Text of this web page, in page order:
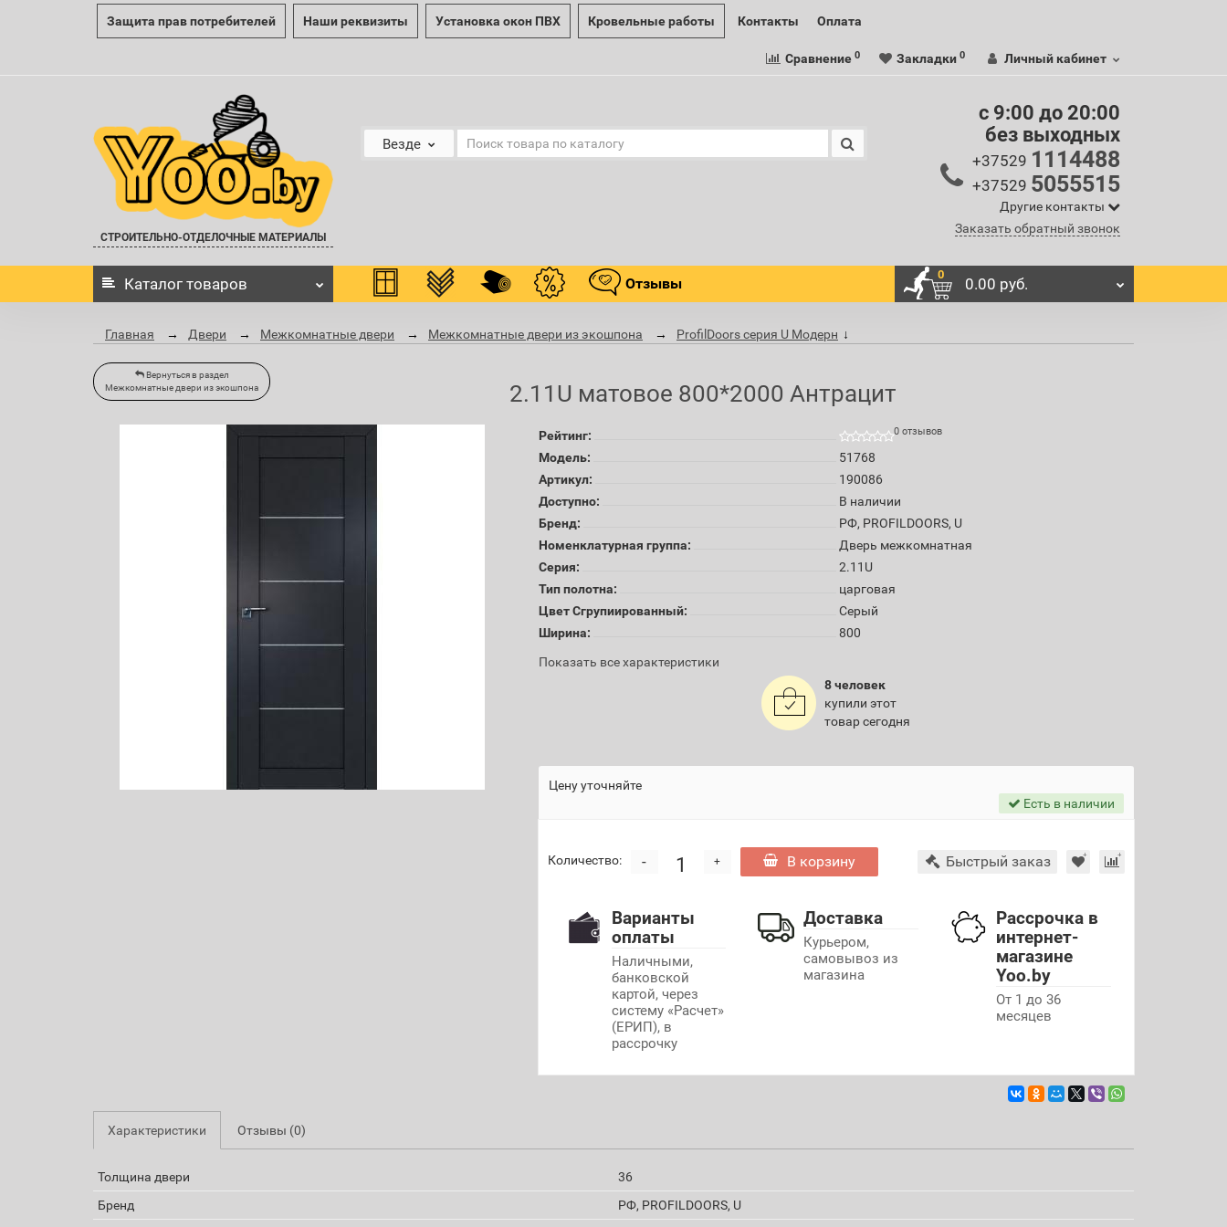
Защита прав потребителей Наши реквизиты Установка окон ПВХ Кровельные работы Контакты Оплата
Сравнение 0 Закладки 0 Личный кабинет
СТРОИТЕЛЬНО-ОТДЕЛОЧНЫЕ МАТЕРИАЛЫ
Везде
c 9:00 до 20:00
без выходных
+37529 1114488
+37529 5055515
Другие контакты
Заказать обратный звонок
Каталог товаров Отзывы
0
0.00 руб.
Главная Двери Межкомнатные двери Межкомнатные двери из экошпона ProfilDoors серия U Модерн
Вернуться в раздел
Межкомнатные двери из экошпона
2.11U матовое 800*2000 Антрацит
Рейтинг: 0 отзывов
Модель:
51768
Артикул:
190086
Доступно:
В наличии
Бренд:
РФ, PROFILDOORS, U
Номенклатурная группа:
Дверь межкомнатная
Серия:
2.11U
Тип полотна:
царговая
Цвет Сгрупиированный:
Серый
Ширина:
800
Показать все характеристики
8 человек
купили этот
товар сегодня
Цену уточняйте
Есть в наличии
Количество: +
- В корзину Быстрый заказ
Варианты
оплаты
Наличными,
банковской
картой, через
систему «Расчет»
(ЕРИП), в
рассрочку
Доставка
Курьером,
самовывоз из
магазина
Рассрочка в
интернет-
магазине
Yoo.by
От 1 до 36
месяцев
Характеристики Отзывы (0)
Толщина двери
36
Бренд
РФ, PROFILDOORS, U